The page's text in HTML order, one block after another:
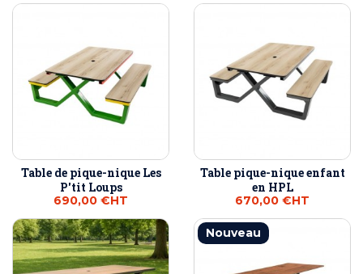
Table de pique-nique Les
P'tit Loups
690,00 €HT
Table pique-nique enfant
en HPL
670,00 €HT
Nouveau